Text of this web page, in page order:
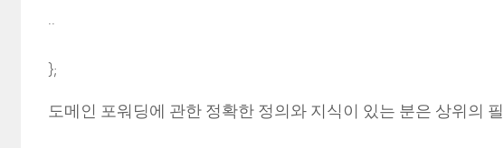
..
};
도메인 포워딩에 관한 정확한 정의와 지식이 있는 분은 상위의